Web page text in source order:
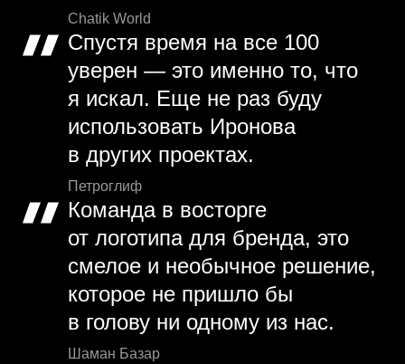
Chatik World
Спустя время на все 100
уверен — это именно то, что
я искал. Еще не раз буду
использовать Иронова
в других проектах.
Петроглиф
Команда в восторге
от логотипа для бренда, это
смелое и необычное решение,
которое не пришло бы
в голову ни одному из нас.
Шаман Базар